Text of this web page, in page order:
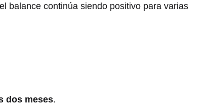
balance continúa siendo positivo para varias
dos meses.